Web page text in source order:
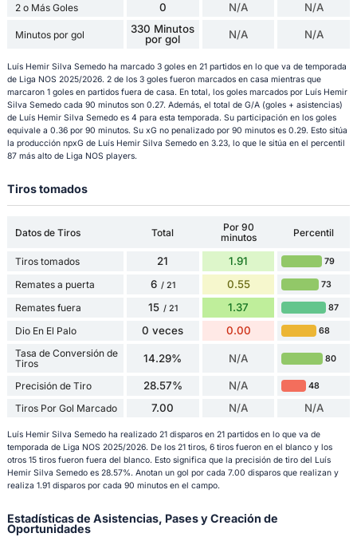
2 o Más Goles 0 N/A N/A
Minutos por gol
330 Minutos
por gol
N/A N/A
Luís Hemir Silva Semedo ha marcado 3 goles en 21 partidos en lo que va de temporada
de Liga NOS 2025/2026. 2 de los 3 goles fueron marcados en casa mientras que
marcaron 1 goles en partidos fuera de casa. En total, los goles marcados por Luís Hemir
Silva Semedo cada 90 minutos son 0.27. Además, el total de G/A (goles + asistencias)
de Luís Hemir Silva Semedo es 4 para esta temporada. Su participación en los goles
equivale a 0.36 por 90 minutos. Su xG no penalizado por 90 minutos es 0.29. Esto sitúa
la producción npxG de Luís Hemir Silva Semedo en 3.23, lo que le sitúa en el percentil
87 más alto de Liga NOS players.
Tiros tomados
Datos de Tiros Total
Por 90
minutos
Percentil
Tiros tomados 21 1.91 79
Remates a puerta 6 / 21 0.55 73
Remates fuera 15 / 21 1.37 87
Dio En El Palo 0 veces 0.00 68
Tasa de Conversión de
Tiros
14.29% N/A 80
Precisión de Tiro 28.57% N/A 48
Tiros Por Gol Marcado 7.00 N/A N/A
Luís Hemir Silva Semedo ha realizado 21 disparos en 21 partidos en lo que va de
temporada de Liga NOS 2025/2026. De los 21 tiros, 6 tiros fueron en el blanco y los
otros 15 tiros fueron fuera del blanco. Esto significa que la precisión de tiro del Luís
Hemir Silva Semedo es 28.57%. Anotan un gol por cada 7.00 disparos que realizan y
realiza 1.91 disparos por cada 90 minutos en el campo.
Estadísticas de Asistencias, Pases y Creación de
Oportunidades